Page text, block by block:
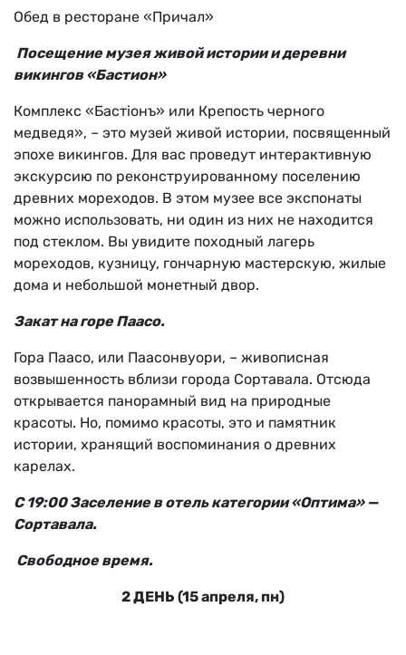
Обед в ресторане «Причал»
Посещение музея живой истории и деревни
викингов «Бастион»
Комплекс «Бастiонъ» или Крепость черного
медведя», – это музей живой истории, посвященный
эпохе викингов. Для вас проведут интерактивную
экскурсию по реконструированному поселению
древних мореходов. В этом музее все экспонаты
можно использовать, ни один из них не находится
под стеклом. Вы увидите походный лагерь
мореходов, кузницу, гончарную мастерскую, жилые
дома и небольшой монетный двор.
Закат на горе Паасо.
Гора Паасо, или Паасонвуори, – живописная
возвышенность вблизи города Сортавала. Отсюда
открывается панорамный вид на природные
красоты. Но, помимо красоты, это и памятник
истории, хранящий воспоминания о древних
карелах.
С19:00 Заселение в отель категории «Оптима» —
Сортавала.
Свободное время.
2 ДЕНЬ (15 апреля, пн)